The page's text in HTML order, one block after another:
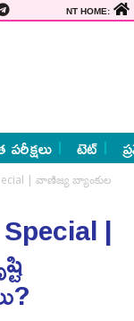
NT HOME:
టెట్
| వాణిజ్య బ్యాంకుల
|